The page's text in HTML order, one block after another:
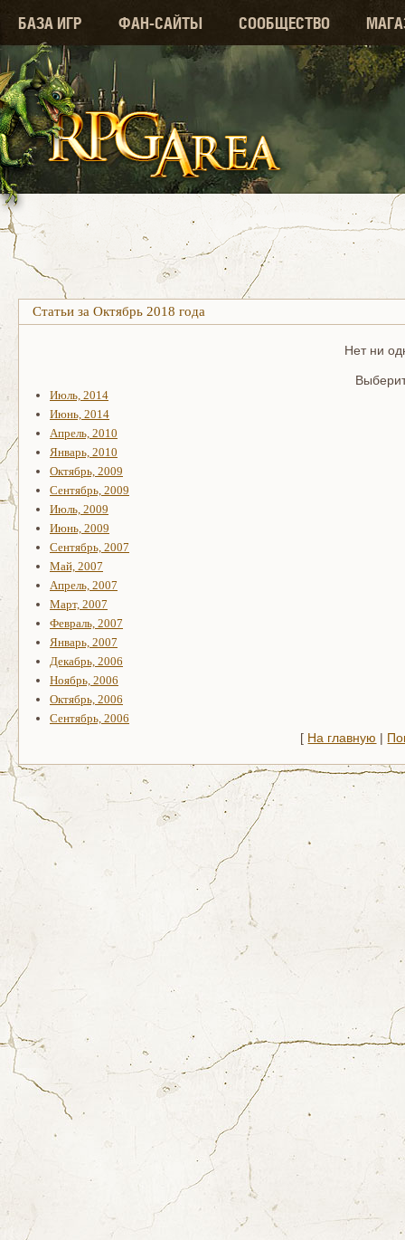
БАЗА ИГР ФАН-САЙТЫ СООБЩЕСТВО
Статьи за Октябрь 2018 года
Нет ни
Июль, 2014
Июнь, 2014
Апрель, 2010
Январь, 2010
Октябрь, 2009
Сентябрь, 2009
Июль, 2009
Июнь, 2009
Сентябрь, 2007
Май, 2007
Апрель, 2007
Март, 2007
Февраль, 2007
Январь, 2007
Декабрь, 2006
Ноябрь, 2006
Октябрь, 2006
Сентябрь, 2006
[ На главную |